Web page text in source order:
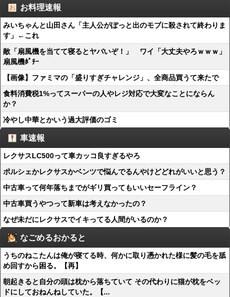
お料理速報
みいちゃんと山田さん「主人公がぽっと出のモブに殺されて終わりま
す」←これ
敵「扇風機を当てて寝るとヤバいぞ！」 ワイ「大丈夫やろｗｗｗ」
扇風機ﾎﾟﾁｰ
【画像】ファミマの「盛りすぎチャレンジ」、全商品買うて来たで
食料消費税1%ってスーパーの人やレジ対応で大変なことにならん
か？
冷やし中華とかいう過大評価のゴミ
車速報
レクサスLC500って車カッコ良すぎるやろ
ポルシェかレクサスかベンツで悩んでるんやけどどれがいいと思う？
中古車って何年落ちまでがギリ買ってもいいセーフライン？
中古車買うやつって新車は考えなかったの？
なぜ未だにレクサスでイキってる人間がいるのか？
なごめるおかると
うちのねこたんは俺が寝てる時、何かに取り憑かれた様に髪の毛を舐
め回すから困る。【再】
朝起きると自分の頭は枕から落ちていて その代わりに猫が枕をベッ
ドにしておねんねしていた。【...